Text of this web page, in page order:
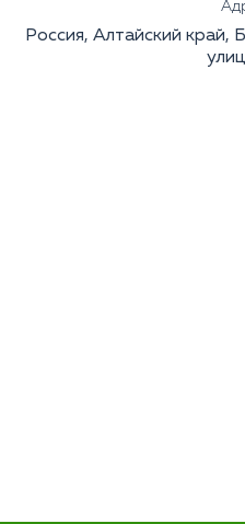
Россия, Алтайский край,